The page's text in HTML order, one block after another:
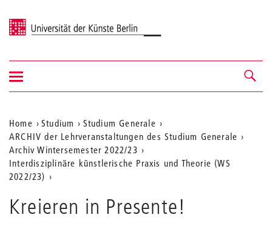
Universität der Künste Berlin
Navigation &
Suche
Navigation
ein-/ausblenden
Aktuelle
Position
auf
der
Webseite
Home Studium
Studium Generale
ARCHIV der Lehrveranstaltungen des Studium Generale
Archiv Wintersemester 2022/23
Interdisziplinäre künstlerische Praxis und Theorie (WS
2022/23)
Kreieren in Presente!